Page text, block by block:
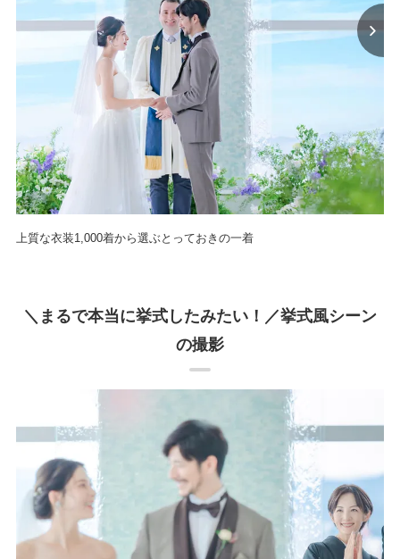
上質な衣装1,000着から選ぶとっておきの一着
＼まるで本当に挙式したみたい！／挙式風シーン
の撮影